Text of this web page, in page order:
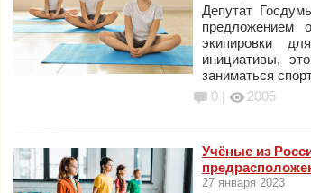
Депутат
предложением
экипировки
инициативы,
заниматься
0 |
2005
Учёные из
27 января 2023